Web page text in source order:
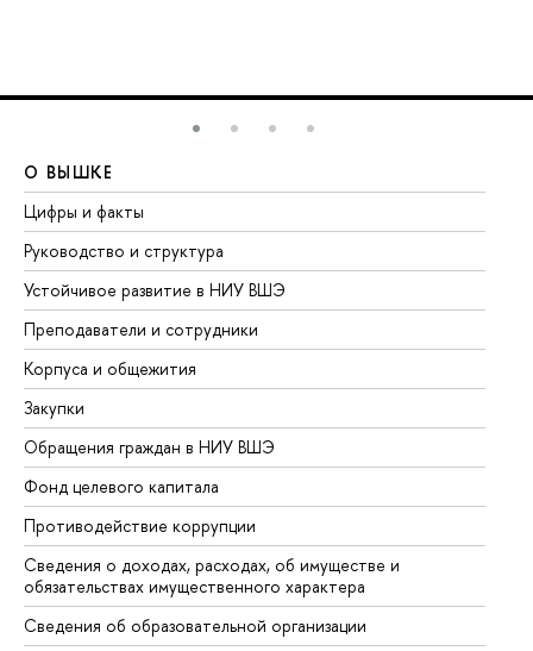
О ВЫШКЕ
Цифры и факты
Руководство и структура
Устойчивое развитие в НИУ ВШЭ
Преподаватели и сотрудники
Корпуса и общежития
Закупки
Обращения граждан в НИУ ВШЭ
Фонд целевого капитала
Противодействие коррупции
Сведения о доходах, расходах, об имуществе и
обязательствах имущественного характера
Сведения об образовательной организации